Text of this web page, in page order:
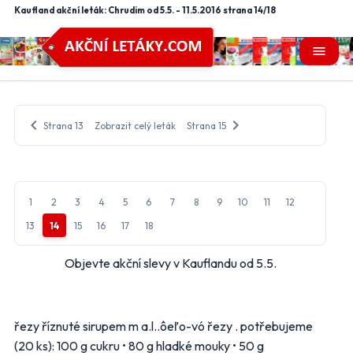
Kaufland akční leták: Chrudim od 5.5. - 11.5.2016 strana 14/18
menu
chevron_left Strana 13 Zobrazit celý leták Strana 15chevron_right
1 2 3 4 5 6 7 8 9 10 11
12
13
14 15 16 17 18
Objevte akční slevy v Kauflandu od 5.5.
řezy říznuté sirupem m a.l..ôeľo-vó řezy . potřebujeme
(20 ks): 100 g cukru • 80 g hladké mouky • 50 g
close
mail_outlineNastavení odběru letáků